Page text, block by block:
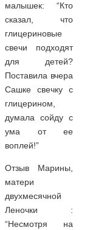
малышек: “Кто
сказал, что
глицериновые
свечи подходят
для детей?
Поставила вчера
Сашке свечку с
глицерином,
думала сойду с
ума от ее
воплей!”
Отзыв Марины,
матери
двухмесячной
Леночки :
“Несмотря на